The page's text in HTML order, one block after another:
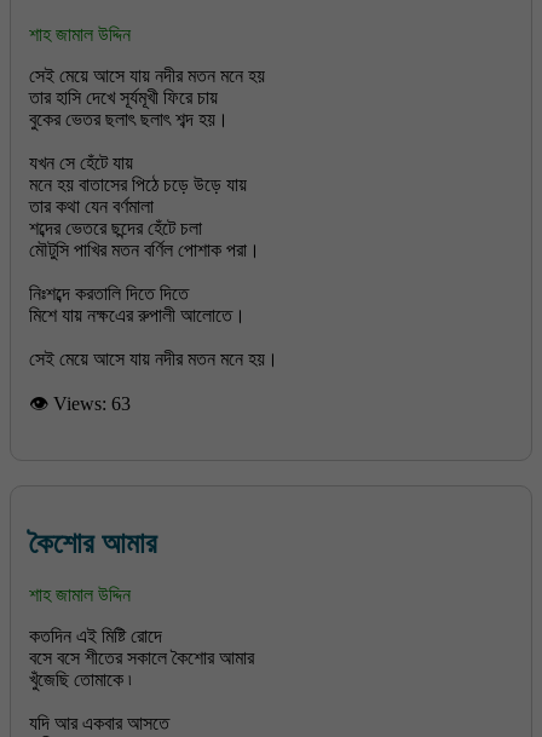
শাহ জামাল উদ্দিন
সেই মেয়ে আসে যায় নদীর মতন মনে হয়
তার হাসি দেখে সূর্যমূখী ফিরে চায়
বুকের ভেতর ছলাৎ ছলাৎ শব্দ হয়।
যখন সে হেঁটে যায়
মনে হয় বাতাসের পিঠে চড়ে উড়ে যায়
তার কথা যেন বর্ণমালা
শব্দের ভেতরে ছন্দের হেঁটে চলা
মৌটুসি পাখির মতন বর্ণিল পোশাক পরা।
নিঃশব্দে করতালি দিতে দিতে
মিশে যায় নক্ষএের রুপালী আলোতে।
👁 Views: 63
কৈশোর আমার
শাহ জামাল উদ্দিন
কতদিন এই মিষ্টি রোদে
বসে বসে শীতের সকালে কৈশোর আমার
খুঁজেছি তোমাকে ৷
যদি আর একবার আসতে